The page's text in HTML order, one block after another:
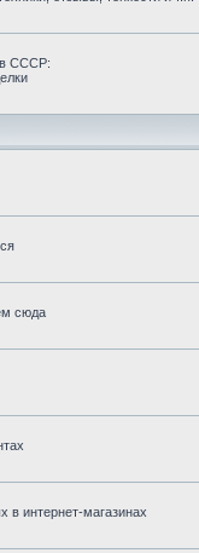
в СССР:
сюда
в интернет-магазинах